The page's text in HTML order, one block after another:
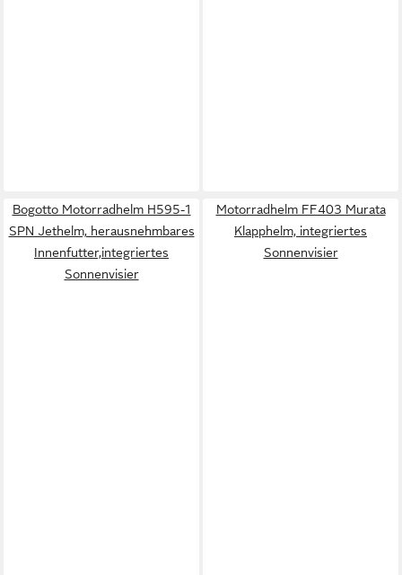
Bogotto Motorradhelm H595-1
SPN Jethelm, herausnehmbares
Innenfutter,integriertes
Sonnenvisier
Motorradhelm FF403 Murata
Klapphelm, integriertes
Sonnenvisier